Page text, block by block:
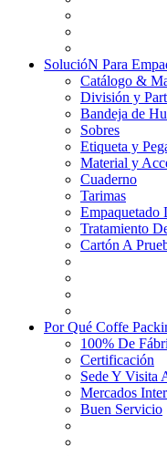
SolucióN Para
Catálogo &
División y
Bandeja de
Sobres
Etiqueta y
Material y
Cuaderno
Tarimas
Empaquetado
Tratamiento
Cartón A
Por Qué Coffe
100% De
Certificación
Sede Y Visita
Mercados
Buen Servicio